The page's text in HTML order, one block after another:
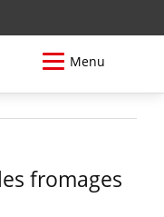
Menu
fromages